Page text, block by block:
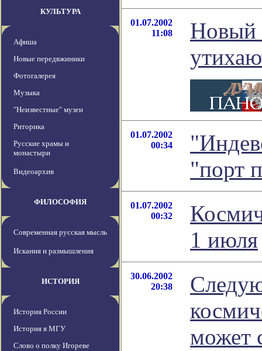
КУЛЬТУРА
Афиша
Новые передвжиники
Фотогалерея
Музыка
"Неизвестные" музеи
Риторика
Русские храмы и
монастыри
Видеоархив
ФИЛОСОФИЯ
Современная русская мысль
Искания и размышления
ИСТОРИЯ
История России
История в МГУ
Слово о полку Игореве
01.07.2002
11:08
Новый
01.07.2002
00:34
"порт
01.07.2002
00:32
1 июля
30.06.2002
20:38
может